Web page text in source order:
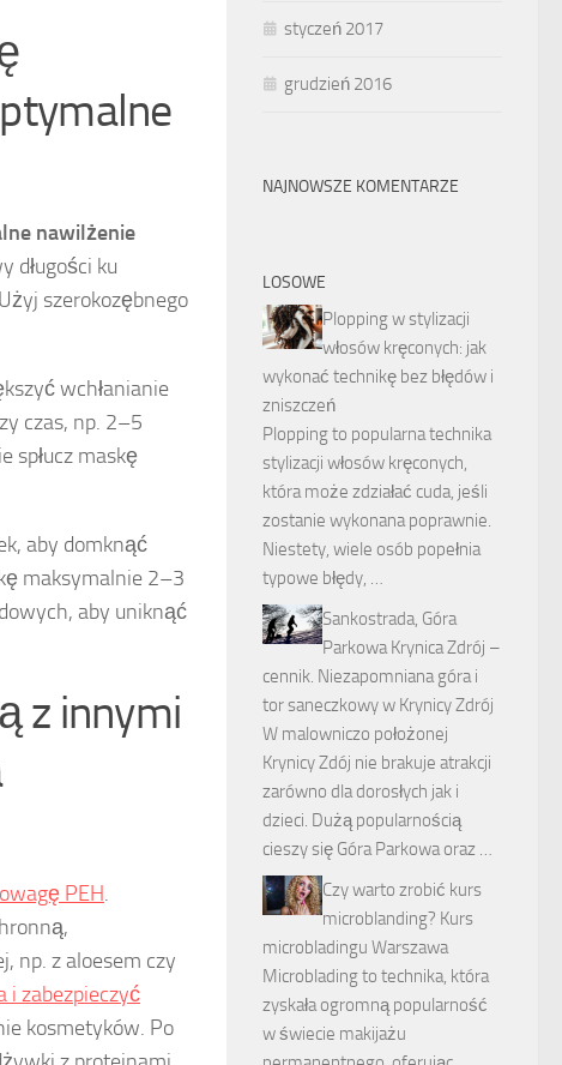
nawilżenie
długości ku
szerokozębnego
wchłanianie
czas, np. 2–5
spłucz maskę
aby domknąć
maksymalnie 2–3
aby uniknąć
z innymi
PEH.
np. z aloesem czy
i zabezpieczyć
kosmetyków. Po
styczeń 2017
grudzień 2016
NAJNOWSZE KOMENTARZE
LOSOWE
Plopping w stylizacji
włosów kręconych: jak
wykonać technikę bez błędów i
zniszczeń
Plopping to popularna technika
stylizacji włosów kręconych,
która może zdziałać cuda, jeśli
zostanie wykonana poprawnie.
Niestety, wiele osób popełnia
typowe błędy, …
Sankostrada, Góra
Parkowa Krynica Zdrój –
cennik. Niezapomniana góra i
tor saneczkowy w Krynicy Zdrój
W malowniczo położonej
Krynicy Zdój nie brakuje atrakcji
zarówno dla dorosłych jak i
dzieci. Dużą popularnością
cieszy się Góra Parkowa oraz …
Czy warto zrobić kurs
microblanding? Kurs
microbladingu Warszawa
Microblading to technika, która
zyskała ogromną popularność
w świecie makijażu